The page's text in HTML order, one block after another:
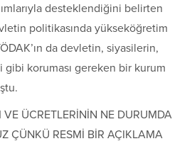
desteklendiğini belirten
politikasında yükseköğretim
da devletin, siyasilerin,
koruması gereken bir kurum
ÜCRETLERİNİN NE DURUMDA
ÇÜNKÜ RESMİ BİR AÇIKLAMA